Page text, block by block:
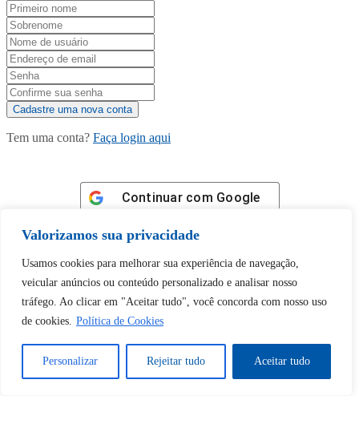
Valorizamos sua privacidade
Usamos cookies para melhorar sua experiência de navegação,
veicular anúncios ou conteúdo personalizado e analisar nosso
tráfego. Ao clicar em "Aceitar tudo", você concorda com nosso uso
de cookies. Política de Cookies
Personalizar Rejeitar tudo Aceitar tudo
Tem uma conta? Faça login aqui
Continuar com Google
Tem certeza de que deseja
desbloquear esta publicação?
Desbloquear esquerda : 0